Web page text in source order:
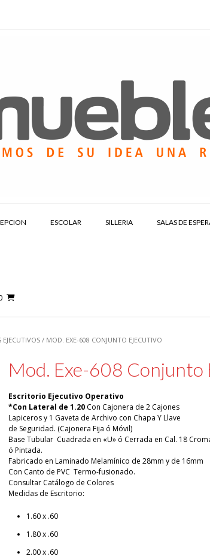
ESCOLAR SILLERIA SALAS DE
/ MOD. EXE-608 CONJUNTO EJECUTIVO
Mod. Exe-608 Conjunto
Escritorio Ejecutivo Operativo
*Con Lateral de 1.20Con Cajonera de 2 Cajones
Lapiceros y 1 Gaveta de Archivo con Chapa Y Llave
de Seguridad. (Cajonera Fija ó Móvil)
Base Tubular Cuadrada en «U» ó Cerrada en Cal. 18
ó Pintada.
Fabricado en Laminado Melamínico de 28mm y de 16mm
Con Canto de PVC Termo-fusionado.
Consultar Catálogo de Colores
Medidas de Escritorio:
1.60 x .60
1.80 x .60
2.00 x .60